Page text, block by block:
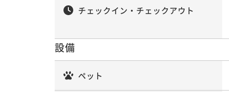
チェックイン・チェックアウト
設備
ペット